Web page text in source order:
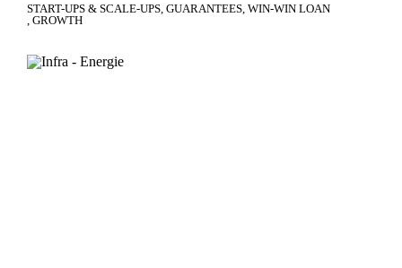
START-UPS & SCALE-UPS GUARANTEES WIN-WIN LOAN
GROWTH